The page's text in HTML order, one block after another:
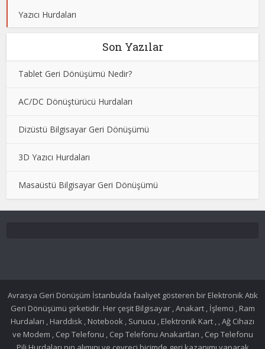
Yazıcı Hurdaları
Son Yazılar
Tablet Geri Dönüşümü Nedir?
AC/DC Dönüştürücü Hurdaları
Dizüstü Bilgisayar Geri Dönüşümü
3D Yazıcı Hurdaları
Masaüstü Bilgisayar Geri Dönüşümü
Avrasya Geri Dönüşüm İstanbulda faaliyet gösteren bir Elektronik Atık
Geri Dönüşümü şirketidir. Her çeşit Bilgisayar , Anakart , İşlemci , Ram
Hurdaları , Harddisk , Notebook , Sunucu , Elektronik Kart , , Ağ Cihazı
ve Modem , Cep Telefonu , Cep Telefonu Anakartları , Cep Telefonu